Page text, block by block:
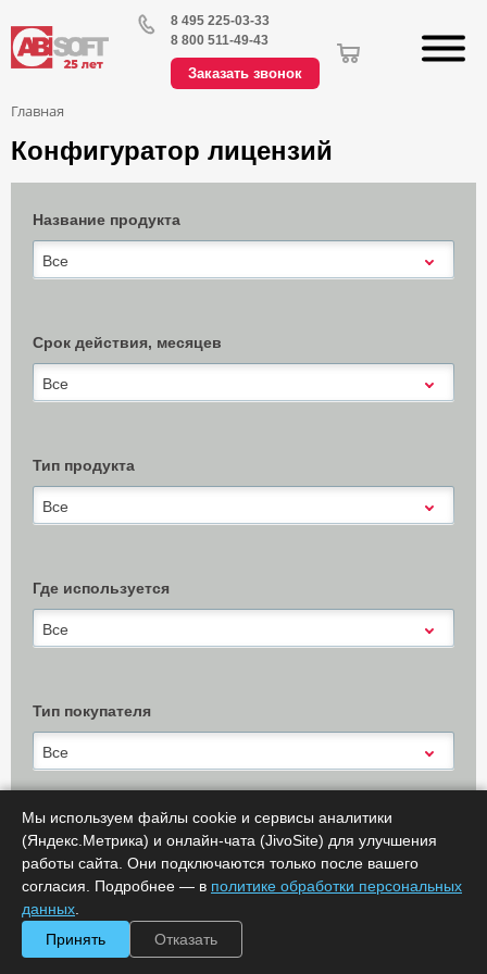
8 495 225-03-33
8 800 511-49-43
Заказать звонок
Главная
Конфигуратор лицензий
Название продукта
Все
Срок действия, месяцев
Все
Тип продукта
Все
Где используется
Все
Тип покупателя
Все
Показать результаты (0) Х Очистить
Сообщить об ошибке
Мы используем файлы cookie и сервисы аналитики
(Яндекс.Метрика) и онлайн-чата (JivoSite) для улучшения
работы сайта. Они подключаются только после вашего
согласия. Подробнее — в политике обработки персональных
данных
Принять
Отказать